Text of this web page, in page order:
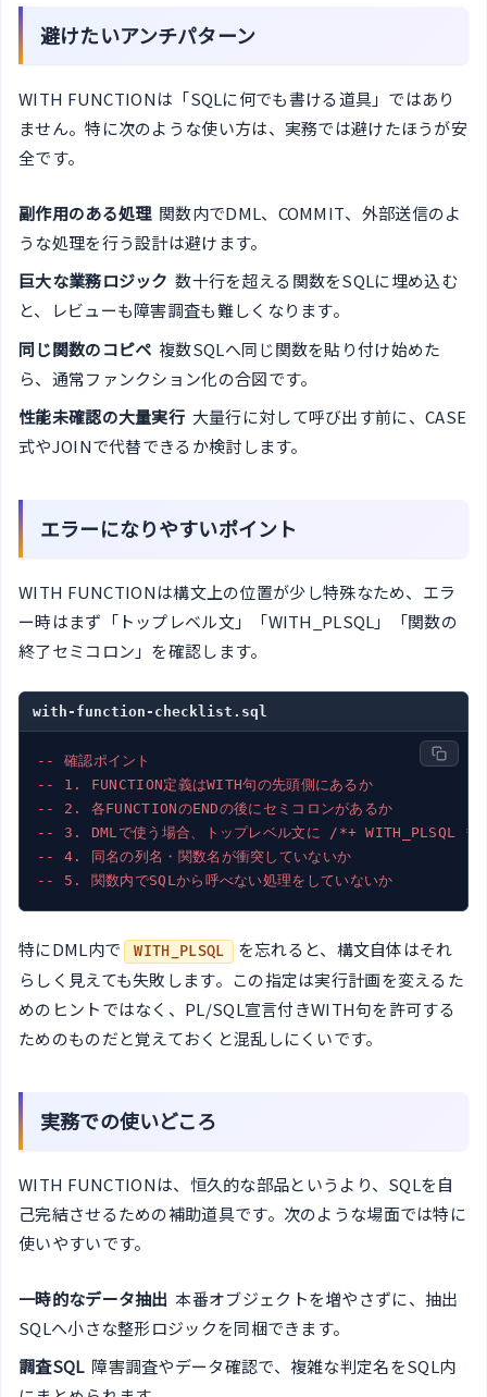
避けたいアンチパターン
WITH FUNCTIONは「SQLに何でも書ける道具」ではあり
ません。特に次のような使い方は、実務では避けたほうが安
全です。
副作用のある処理 関数内でDML、COMMIT、外部送信のよ
うな処理を行う設計は避けます。
巨大な業務ロジック 数十行を超える関数をSQLに埋め込む
と、レビューも障害調査も難しくなります。
同じ関数のコピペ 複数SQLへ同じ関数を貼り付け始めた
ら、通常ファンクション化の合図です。
性能未確認の大量実行 大量行に対して呼び出す前に、CASE
式やJOINで代替できるか検討します。
エラーになりやすいポイント
WITH FUNCTIONは構文上の位置が少し特殊なため、エラ
ー時はまず「トップレベル文」「WITH_PLSQL」「関数の
終了セミコロン」を確認します。
with-function-checklist.sql
-- 確認ポイント
-- 1. FUNCTION定義はWITH句の先頭側にあるか
-- 2. 各FUNCTIONのENDの後にセミコロンがあるか
-- 3. DMLで使う場合、トップレベル文に /*+ WITH_PLSQL */
-- 4. 同名の列名・関数名が衝突していないか
-- 5. 関数内でSQLから呼べない処理をしていないか
特にDML内で WITH_PLSQL
を忘れると、構文自体はそれ
らしく見えても失敗します。この指定は実行計画を変えるた
めのヒントではなく、PL/SQL宣言付きWITH句を許可する
ためのものだと覚えておくと混乱しにくいです。
実務での使いどころ
WITH FUNCTIONは、恒久的な部品というより、SQLを自
己完結させるための補助道具です。次のような場面では特に
使いやすいです。
一時的なデータ抽出 本番オブジェクトを増やさずに、抽出
SQLへ小さな整形ロジックを同梱できます。
調査SQL 障害調査やデータ確認で、複雑な判定名をSQL内